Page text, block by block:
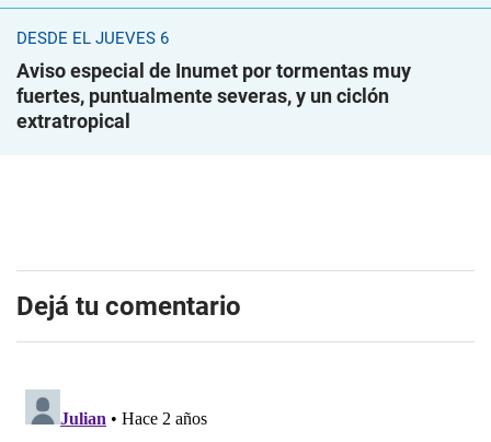
DESDE EL JUEVES 6
Aviso especial de Inumet por tormentas muy
fuertes, puntualmente severas, y un ciclón
extratropical
Dejá tu comentario